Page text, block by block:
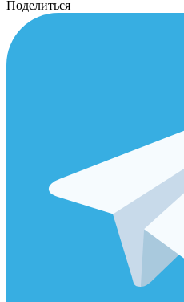
Поделиться